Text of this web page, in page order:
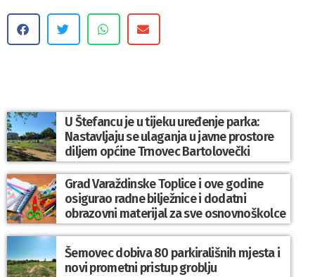
U Štefancu je u tijeku uređenje parka:
Nastavljaju se ulaganja u javne prostore
diljem općine Trnovec Bartolovečki
Grad Varaždinske Toplice i ove godine
osigurao radne bilježnice i dodatni
obrazovni materijal za sve osnovnoškolce
Šemovec dobiva 80 parkirališnih mjesta i
novi prometni pristup groblju